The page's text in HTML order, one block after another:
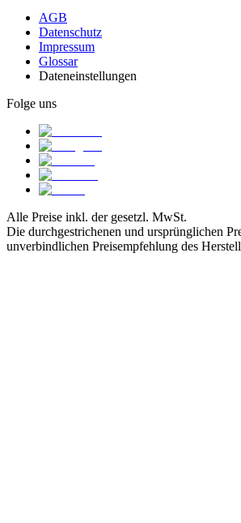
AGB
Datenschutz
Impressum
Glossar
Dateneinstellungen
Folge uns
Alle Preise inkl. der gesetzl. MwSt.
Die durchgestrichenen und ursprünglichen
unverbindlichen Preisempfehlung des